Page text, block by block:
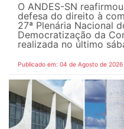
O ANDES-SN
defesa do direito à
27ª Plenária Nacional
Democratização da
realizada no último
Publicado em: 04 de Agosto de 2026